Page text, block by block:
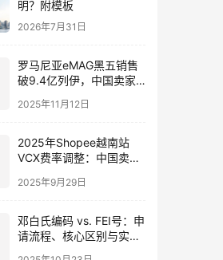
明？附模板
2026年7月31日
罗马尼亚eMAG黑五销售
破9.4亿列伊，中国卖家
2025年11月12日
2025年Shopee越南站
VCX费率调整：中国卖家
策略
2025年9月29日
邓白氏编码 vs. FEI号：申
请流程、核心区别与实战